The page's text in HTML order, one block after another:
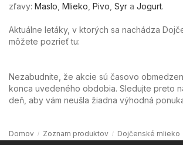
zľavy: Maslo Mlieko Pivo Syr a Jogurt.
Aktuálne letáky, v ktorých sa nachádza
môžete pozrieť tu:
Nezabudnite, že akcie sú časovo
konca uvedeného obdobia. Sledujte preto
deň, aby vám neušla žiadna výhodná
Domov Zoznam produktov Dojčenské mlieko